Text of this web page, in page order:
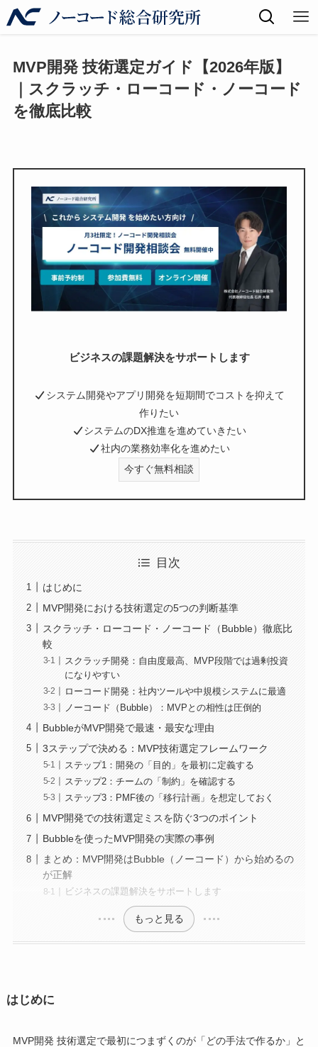
MVP開発 技術選定ガイド【2026年版】
｜スクラッチ・ローコード・ノーコード
を徹底比較
ビジネスの課題解決をサポートします
システム開発やアプリ開発を短期間でコストを抑えて
作りたい
システムのDX推進を進めていきたい
社内の業務効率化を進めたい
今すぐ無料相談
目次
はじめに
MVP開発における技術選定の5つの判断基準
スクラッチ・ローコード・ノーコード（Bubble）徹底比
較
スクラッチ開発：自由度最高、MVP段階では過剰投資
になりやすい
ローコード開発：社内ツールや中規模システムに最適
ノーコード（Bubble）：MVPとの相性は圧倒的
BubbleがMVP開発で最速・最安な理由
3ステップで決める：MVP技術選定フレームワーク
ステップ1：開発の「目的」を最初に定義する
ステップ2：チームの「制約」を確認する
ステップ3：PMF後の「移行計画」を想定しておく
MVP開発での技術選定ミスを防ぐ3つのポイント
Bubbleを使ったMVP開発の実際の事例
まとめ：MVP開発はBubble（ノーコード）から始めるの
が正解
ビジネスの課題解決をサポートします
もっと見る
はじめに
MVP開発 技術選定で最初につまずくのが「どの手法で作るか」と